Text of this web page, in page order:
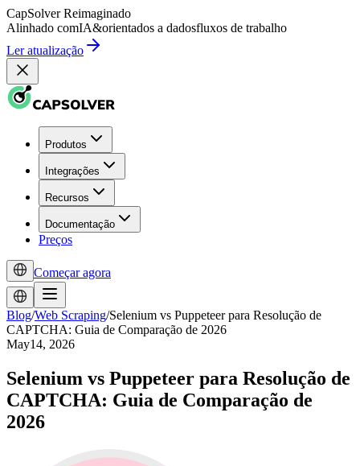
CapSolver Reimaginado
Alinhado comIA&orientados a dadosfluxos de trabalho
Ler atualização
Produtos
Integrações
Recursos
Documentação
Preços
Começar agora
Blog/Web Scraping/Selenium vs Puppeteer para Resolução de
CAPTCHA: Guia de Comparação de 2026
May14, 2026
Selenium vs Puppeteer para Resolução de
CAPTCHA: Guia de Comparação de
2026